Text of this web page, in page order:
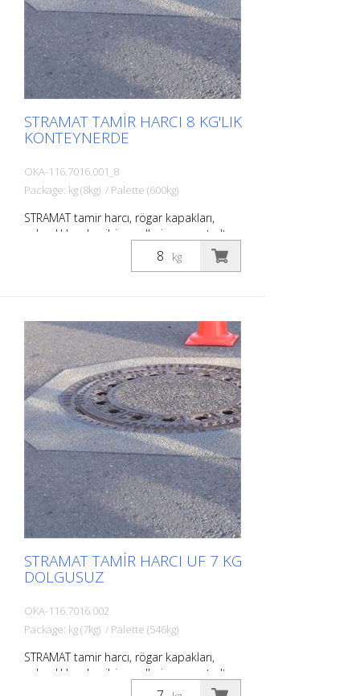
STRAMAT TAMIR HARCI 8 KG'LIK
KONTEYNERDE
OKA-116.7016.001_8
Package: kg (8kg) / Palette (600kg)
STRAMAT tamir harcı, rögar kapakları,
sahanlıklar vb. gibi engellerin mevcut alt
tabakaya sorunsuz bir şekilde
uyarlanması için dayanıklı, aşınmaya
Çıkıntılı rögarları / rögar kapaklarını kışa
dayanıklı bir şekilde sıkıştırmak için ideal
malzeme. Aynı işlevi köprü geçişleri
alanındaki genleşme derzlerindeki çıkıntılı
metal parçalar için de yerine getirir.
Malzeme sıfıra kadar çekilebilir. Bununla
birlikte, küçük hareketleri karşılayacak
kadar da elastiktir. Bu, diğer
malzemelerde olduğu gibi dökülmeyi
önler.
kg
STRAMAT TAMIR HARCI UF 7 KG
DOLGUSUZ
OKA-116.7016.002
Package: kg (7kg) / Palette (546kg)
STRAMAT tamir harcı, rögar kapakları,
sahanlıklar vb. gibi engellerin mevcut alt
tabakaya sorunsuz bir şekilde